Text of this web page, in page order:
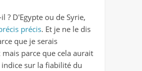
? D'Egypte ou de Syrie,
précis. Et je ne le dis
que je serais
parce que cela aurait
sur la fiabilité du